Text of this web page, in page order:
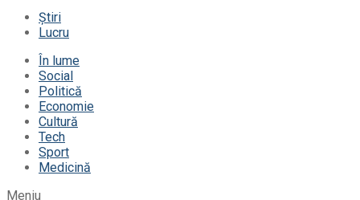
Știri
Lucru
În lume
Social
Politică
Economie
Cultură
Tech
Sport
Medicină
Meniu